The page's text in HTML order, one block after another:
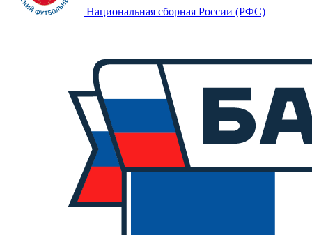
Национальная сборная России (РФС)